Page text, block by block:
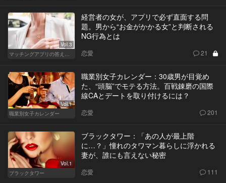
Vol.3
マッチングアプリの答えあわせ【Q】～SEASON2～
経営者の女が、アプリで必ず直面する問
題。男から“お金がかかる女”と判断される
NG行為とは
恋愛 21
Vol.1
職業別女子カレンダー
職業別女子カレンダー：30歳男が目覚め
た、“頭脳”でモテる方法。百戦錬磨の国際
線CAとデートを取り付けるには？
恋愛 201
Vol.1
ブラックタワー
ブラックタワー：「あの人が最上階
に…？」憧れのタワマン暮らしに浮かれる
妻が、誰にも言えない秘密
恋愛 111